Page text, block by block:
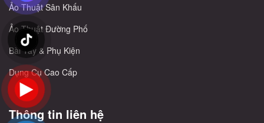
Ảo Thuật Sân Khấu
Ảo Thuật Đường Phố
Bài Tây & Phụ Kiện
Dụng Cụ Cao Cấp
Thông tin liên hệ